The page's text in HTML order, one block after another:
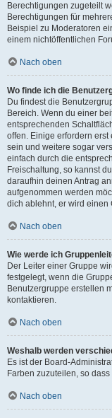
Berechtigungen zugeteilt
Berechtigungen für
Beispiel zu Moderatoren
einem nichtöffentlichen
Nach oben
Wo finde ich die
Du findest die
Bereich. Wenn du einer
entsprechenden
offen. Einige erfordern
sein und weitere sogar
einfach durch die
Freischaltung, so kannst
daraufhin deinen Antrag
aufgenommen werden
dich ablehnt, er wird einen
Nach oben
Wie werde ich
Der Leiter einer Gruppe
festgelegt, wenn die
Benutzergruppe erstellen
kontaktieren.
Nach oben
Weshalb werden
Es ist der Board-
Farben zuzuteilen, so
Nach oben